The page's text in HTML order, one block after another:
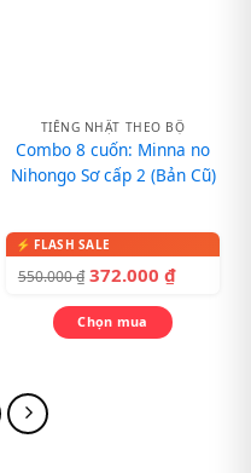
TIẾNG NHẬT THEO BỘ
Combo 8 cuốn: Minna no
Nihongo Sơ cấp 2 (Bản Cũ)
550.000₫ 372.000 ₫
Chọn mua